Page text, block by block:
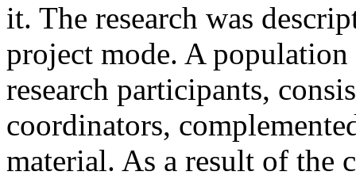
it. The research was
project mode. A population
research participants,
coordinators,
material. As a result of the